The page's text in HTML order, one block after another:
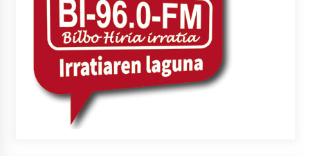
2026/07/03
MUSIBLA #297: Bide, Boards Of Canada, Somak,
Tiga, Twisted Teens, Underscores, Habia
2026/07/02